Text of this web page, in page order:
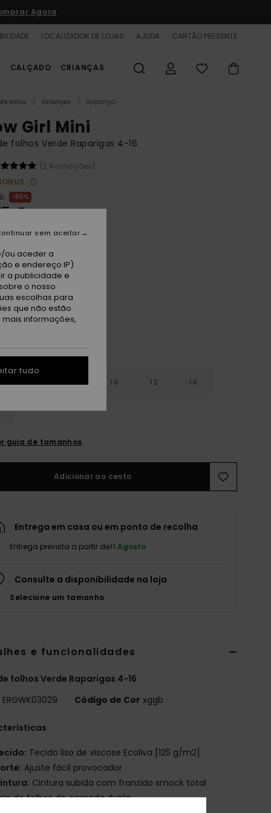
Agora
LOCALIZADOR DE LOJAS AJUDA CARTÃO PRESENTE
CALÇADO CRIANÇAS
início Crianças Rapariga
Girl Mini
folhos Verde Raparigas 4-16
(2 Avaliações)
55%
€
Green The Mo Mini Rg
10 12 14
guia de tamanhos
Adicionar ao cesto
Entrega em casa ou em ponto de recolha
Entrega prevista a partir de11 Agosto
Consulte a disponibilidade na loja
Selecione um tamanho
e funcionalidades
folhos Verde Raparigas 4-16
ERGWK03029 Código de Cor xggb
Tecido liso de viscose Ecoliva [125 g/m2]
Ajuste fácil provocador
Cintura subida com franzido smock total
de folhos de camada dupla
ou aceder a
e endereço IP)
a publicidade e
o nosso
escolhas para
que não estão
informações,
sem aceitar
tudo